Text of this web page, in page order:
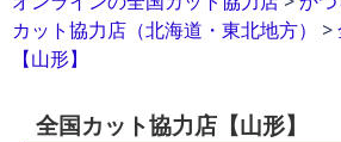
カット協力店（北海道・東北地方）
>
【山形】
全国カット協力店【山形】